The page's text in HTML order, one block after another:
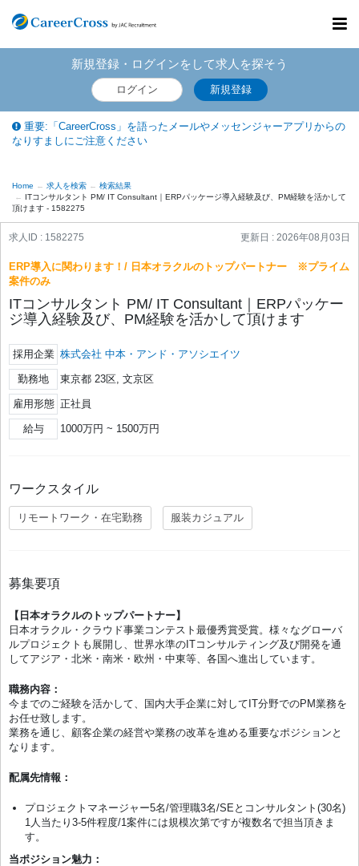
新規登録・ログインをして求人を探そう
ログイン 新規登録
重要:「CareerCross」を語ったメールやメッセンジャーアプリからの
なりすましにご注意ください
Home 求人を検索
検索結果
ITコンサルタント PM/ IT Consultant｜ERPパッケージ導入経験及び、PM経験を活かして
頂けます - 1582275
求人ID : 1582275 更新日 : 2026年08月03日
ERP導入に関わります！/ 日本オラクルのトップパートナー ※プライム
案件のみ
ITコンサルタント PM/ IT Consultant｜ERPパッケー
ジ導入経験及び、PM経験を活かして頂けます
採用企業 株式会社 中本・アンド・アソシエイツ
勤務地 東京都 23区, 文京区
雇用形態 正社員
給与 1000万円 ~ 1500万円
ワークスタイル
リモートワーク・在宅勤務 服装カジュアル
募集要項
【日本オラクルのトップパートナー】
日本オラクル・クラウド事業コンテスト最優秀賞受賞。様々なグローバ
ルプロジェクトも展開し、世界水準のITコンサルティング及び開発を通
してアジア・北米・南米・欧州・中東等、各国へ進出しています。
職務内容：
今までのご経験を活かして、国内大手企業に対してIT分野でのPM業務を
お任せ致します。
業務を通じ、顧客企業の経営や業務の改革を進める重要なポジションと
なります。
配属先情報：
プロジェクトマネージャー5名/管理職3名/SEとコンサルタント(30名)
1人当たり3-5件程度/1案件には規模次第ですが複数名で担当頂きま
す。
当ポジション魅力：